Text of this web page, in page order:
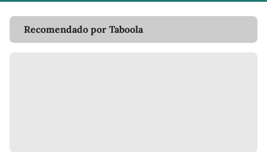
Recomendado por Taboola